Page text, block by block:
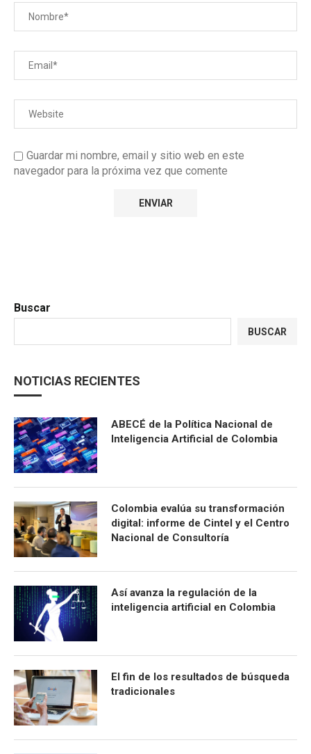
Guardar mi nombre, email y sitio web en este
navegador para la próxima vez que comente
Buscar
BUSCAR
NOTICIAS RECIENTES
ABECÉ de la Política Nacional de
Inteligencia Artificial de Colombia
Colombia evalúa su transformación
digital: informe de Cintel y el Centro
Nacional de Consultoría
Así avanza la regulación de la
inteligencia artificial en Colombia
El fin de los resultados de búsqueda
tradicionales